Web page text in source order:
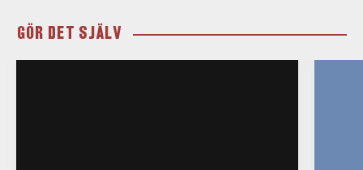
GÖR DET SJÄLV